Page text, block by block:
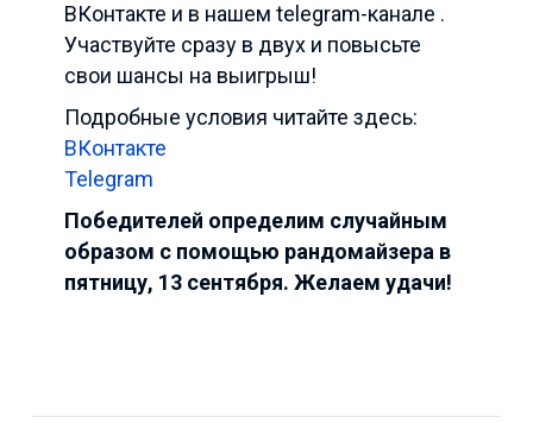
ВКонтакте и в нашем telegram-канале .
Участвуйте сразу в двух и повысьте
свои шансы на выигрыш!
Подробные условия читайте здесь:
ВКонтакте
Telegram
Победителей определим случайным
образом с помощью рандомайзера в
пятницу, 13 сентября. Желаем удачи!